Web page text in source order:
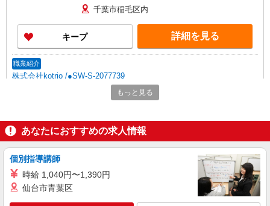
千葉市稲毛区内
キープ 詳細を見る
職業紹介
株式会社kotrio /●SW-S-2077739
稲毛｜未経験OK！就労支援の正社員スタッフ
募集＊賞与年2回♪
給：200,000円〜220,000円 ・資格手当：10,000〜
30,000円 ・役職手当：10,000〜70,000円 ・処遇改
善手当：20,000〜60,000円（勤続年数、保有資格
により変動） ・固定残業手当：20,000円（10時
間） ※固定残業時間を超過する場合には超過勤務
手当として別途支給 下記資格をお持ちの方歓迎 ・
認知症介護基礎研修 ・初任者研修 ・実務者研修
・介護福祉士 など
千葉県千葉市稲毛区
キープ 詳細を見る
もっと見る
あなたにおすすめの求人情報
個別指導講師
時給 1,040円〜1,390円
仙台市青葉区